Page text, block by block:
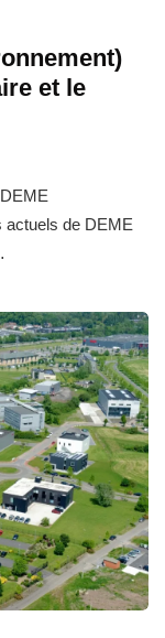
et le
actuels de DEME